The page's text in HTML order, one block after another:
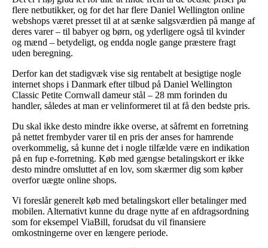
flere netbutikker, og for det har flere Daniel Wellington online
webshops været presset til at at sænke salgsværdien på mange af
deres varer – til babyer og børn, og yderligere også til kvinder
og mænd – betydeligt, og endda nogle gange præstere fragt
uden beregning.
Derfor kan det stadigvæk vise sig rentabelt at besigtige nogle
internet shops i Danmark efter tilbud på Daniel Wellington
Classic Petite Cornwall dameur stål – 28 mm forinden du
handler, således at man er velinformeret til at få den bedste pris.
Du skal ikke desto mindre ikke overse, at såfremt en forretning
på nettet frembyder varer til en pris der anses for hamrende
overkommelig, så kunne det i nogle tilfælde være en indikation
på en fup e-forretning. Køb med gængse betalingskort er ikke
desto mindre omsluttet af en lov, som skærmer dig som køber
overfor uægte online shops.
Vi foreslår generelt køb med betalingskort eller betalinger med
mobilen. Alternativt kunne du drage nytte af en afdragsordning
som for eksempel ViaBill, forudsat du vil finansiere
omkostningerne over en længere periode.